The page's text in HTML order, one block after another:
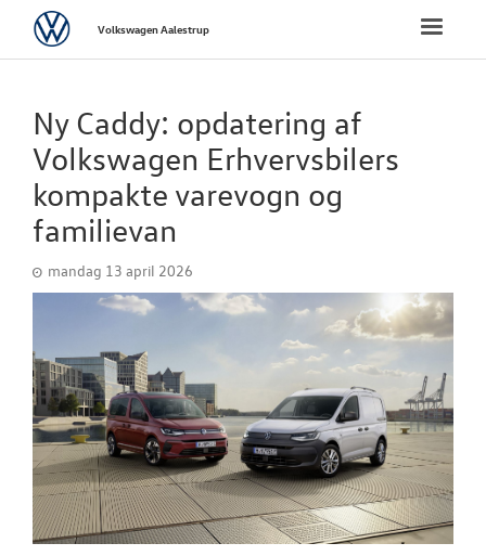
VÆRKSTED
NYHEDER
Tilmeld dig
Danmarks
Aktuelt
Toggle
VolkswagenVolkswagen Aalestrup
Ny Caddy: opdatering af
Volkswagen Erhvervsbilers
kompakte varevogn og
familievan
mandag 13 april 2026